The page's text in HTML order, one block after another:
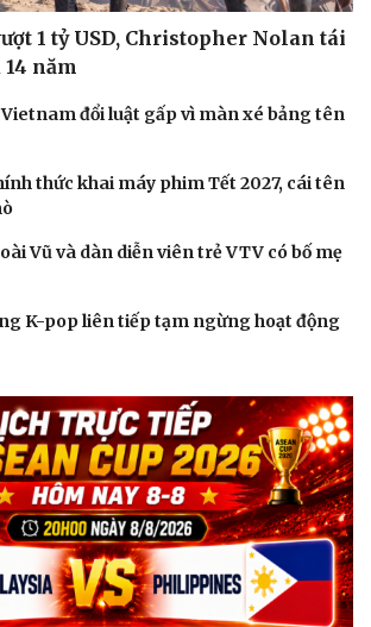
1 tỷ USD, Christopher Nolan tái
năm
đổi luật gấp vì màn xé bảng tên
thức khai máy phim Tết 2027, cái tên
Vũ và dàn diễn viên trẻ VTV có bố mẹ
K-pop liên tiếp tạm ngừng hoạt động